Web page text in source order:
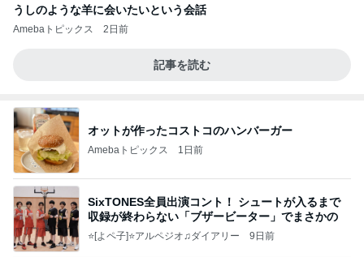
うしのような羊に会いたいという会話
Amebaトピックス 2日前
記事を読む
オットが作ったコストコのハンバーガー
Amebaトピックス 1日前
SixTONES全員出演コント！ シュートが入るまで
収録が終わらない「ブザービーター」でまさかの
⭐[よペ子]⭐アルペジオ♫ダイアリー 9日前